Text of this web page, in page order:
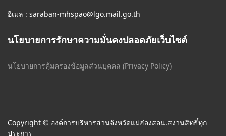
อีเมล : saraban-mhspao@lgo.mail.go.th
นโยบายการรักษาความมั่นคงปลอดภัยเว็บไซต์
นโยบายการคุ้มครองข้อมูลส่วนบุคคล (Privacy Policy)
Copyright © องค์การบริหารส่วนจังหวัดแม่ฮ่องสอน.สงวนสิทธิ์ทุก
ประการ